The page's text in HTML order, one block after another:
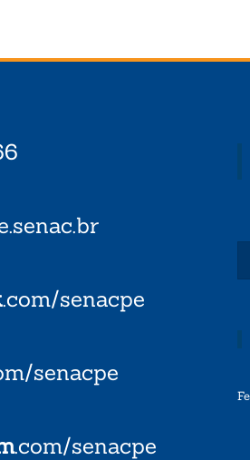
.com/senacpe
senacpe
.com/senacpe